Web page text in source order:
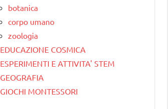
botanica
corpo umano
zoologia
EDUCAZIONE COSMICA
ESPERIMENTI E ATTIVITA' STEM
GEOGRAFIA
GIOCHI MONTESSORI